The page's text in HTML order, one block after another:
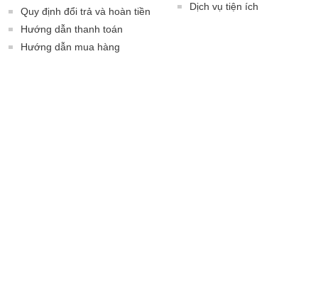
Quy định đổi trả và hoàn tiền
Hướng dẫn thanh toán
Hướng dẫn mua hàng
Dịch vụ tiện ích